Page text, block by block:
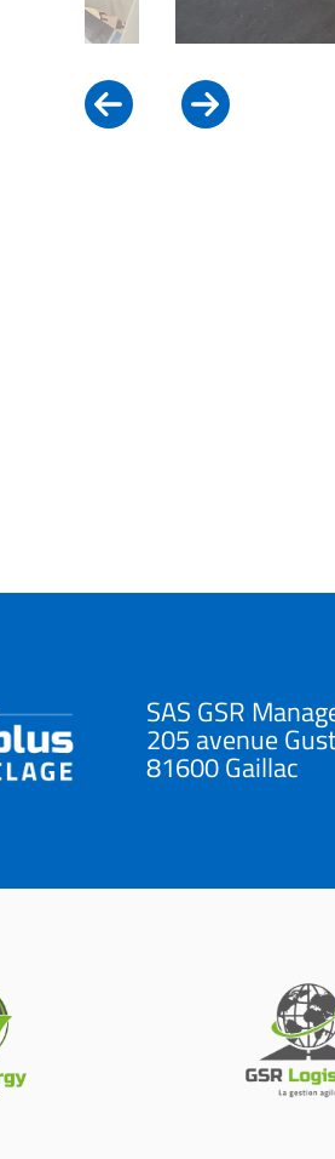
SAS GSR
205 avenue
81600 Gaillac